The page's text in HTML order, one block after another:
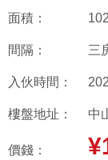
面積：
間隔： 三
入伙時間：
樓盤地址： 中
價錢：